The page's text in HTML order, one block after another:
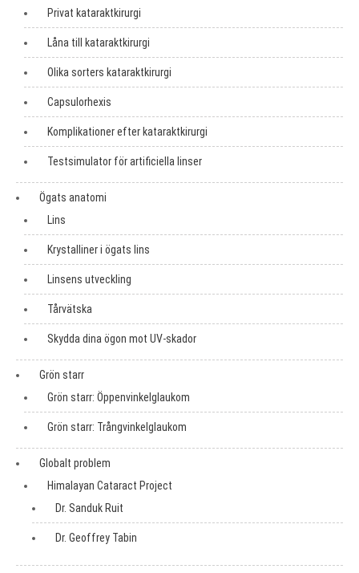
Privat kataraktkirurgi
Låna till kataraktkirurgi
Olika sorters kataraktkirurgi
Capsulorhexis
Komplikationer efter kataraktkirurgi
Testsimulator för artificiella linser
Ögats anatomi
Lins
Krystalliner i ögats lins
Linsens utveckling
Tårvätska
Skydda dina ögon mot UV-skador
Grön starr
Grön starr: Öppenvinkelglaukom
Grön starr: Trångvinkelglaukom
Globalt problem
Himalayan Cataract Project
Dr. Sanduk Ruit
Dr. Geoffrey Tabin